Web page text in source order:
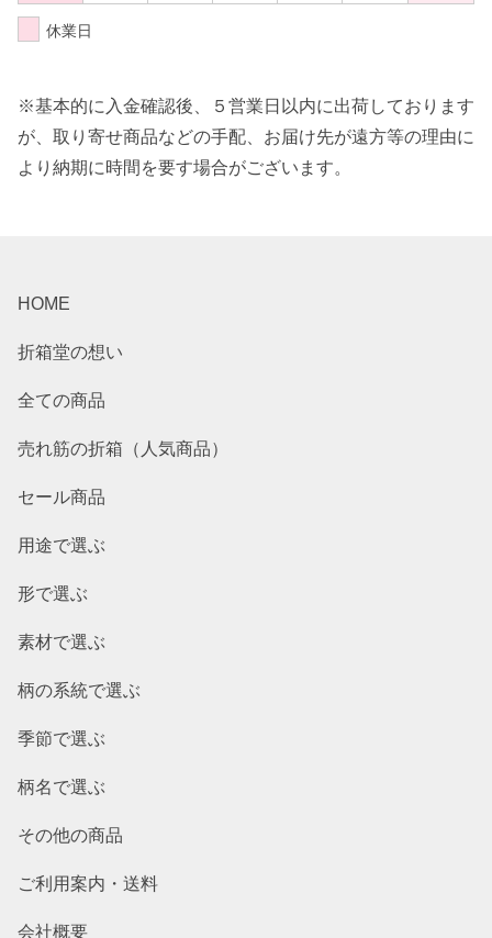
休業日
※基本的に入金確認後、５営業日以内に出荷しております
が、取り寄せ商品などの手配、お届け先が遠方等の理由に
より納期に時間を要す場合がございます。
HOME
折箱堂の想い
全ての商品
売れ筋の折箱（人気商品）
セール商品
用途で選ぶ
形で選ぶ
素材で選ぶ
柄の系統で選ぶ
季節で選ぶ
柄名で選ぶ
その他の商品
ご利用案内・送料
会社概要